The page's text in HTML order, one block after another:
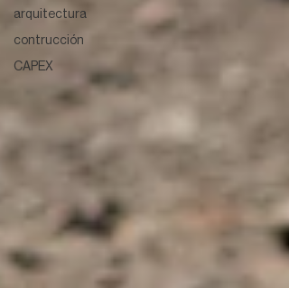
arquitectura
contrucción
CAPEX